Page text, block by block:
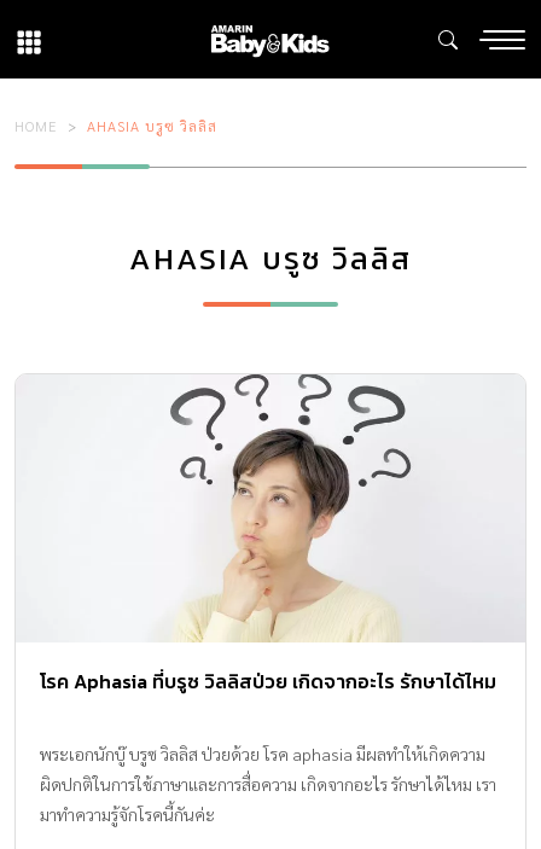
HOME AHASIA บรูซ วิลลิส
AHASIA บรูซ วิลลิส
โรค Aphasia ที่บรูซ วิลลิสป่วย เกิดจากอะไร รักษาได้ไหม
พระเอกนักบู๊ บรูซ วิลลิส ป่วยด้วย โรค aphasia มีผลทำให้เกิดความ
ผิดปกติในการใช้ภาษาและการสื่อความ เกิดจากอะไร รักษาได้ไหม เรา
มาทำความรู้จักโรคนี้กันค่ะ